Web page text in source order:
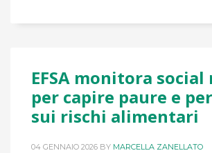
EFSA monitora social
per capire paure e
sui rischi alimentari
04 GENNAIO 2026 BY MARCELLA ZANELLATO